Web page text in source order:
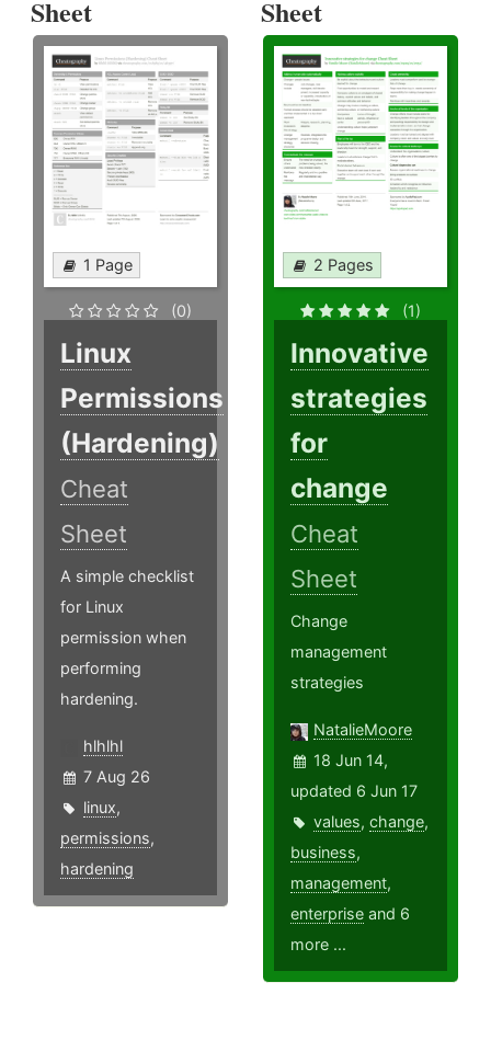
Sheet
1 Page
(0)
Linux
Permissions
(Hardening)
Cheat
Sheet
A simple checklist
for Linux
permission when
performing
hardening.
hlhlhl
7 Aug 26
linux,
permissions,
hardening
Sheet
2 Pages
(1)
Innovative
strategies
for
change
Cheat
Sheet
Change
management
strategies
NatalieMoore
18 Jun 14,
updated 6 Jun 17
values,change,
business,
management,
enterprise and 6
more ...